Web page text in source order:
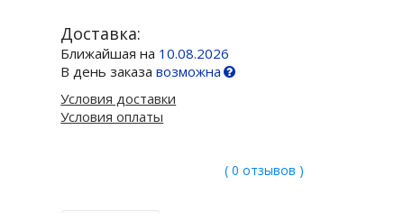
Доставка:
Ближайшая на 10.08.2026
В день заказавозможна
Условия доставки
Условия оплаты
( 0 отзывов )